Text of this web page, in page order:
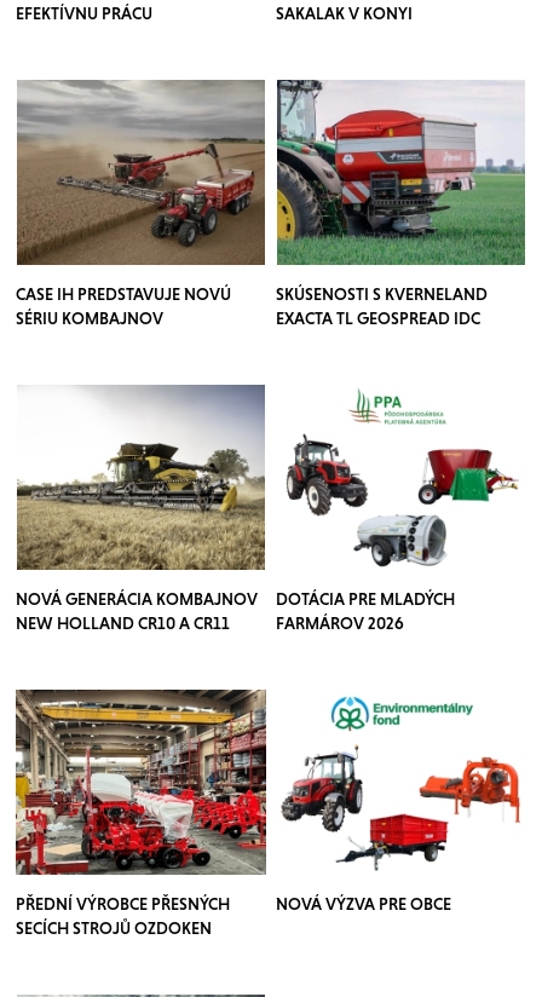
EFEKTÍVNU PRÁCU
SAKALAK V KONYI
CASE IH PREDSTAVUJE NOVÚ
SÉRIU KOMBAJNOV
SKÚSENOSTI S KVERNELAND
EXACTA TL GEOSPREAD IDC
NOVÁ GENERÁCIA KOMBAJNOV
NEW HOLLAND CR10 A CR11
DOTÁCIA PRE MLADÝCH
FARMÁROV 2026
PŘEDNÍ VÝROBCE PŘESNÝCH
SECÍCH STROJŮ OZDOKEN
NOVÁ VÝZVA PRE OBCE